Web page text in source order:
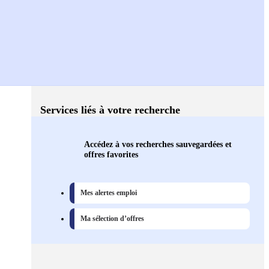
Services liés à votre recherche
Accédez à vos recherches sauvegardées et
offres favorites
Mes alertes emploi
Ma sélection d’offres